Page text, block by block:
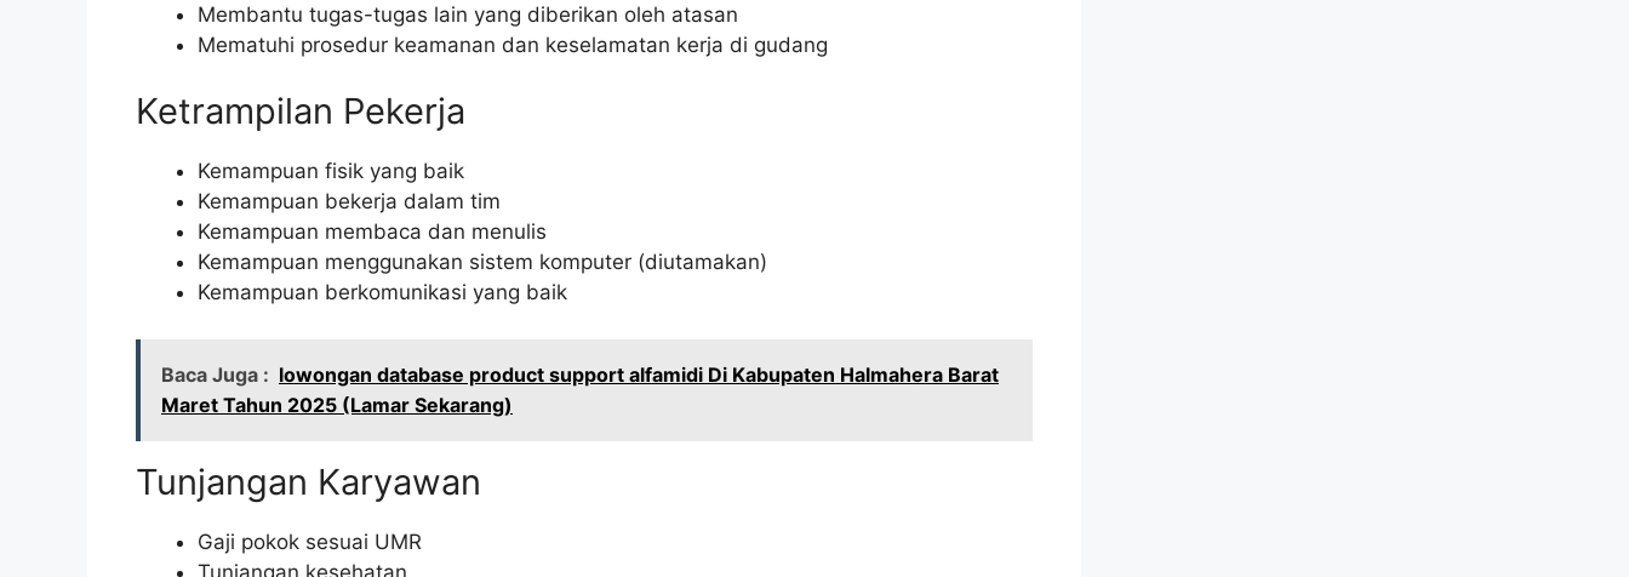
Membantu tugas-tugas lain yang diberikan oleh atasan
Mematuhi prosedur keamanan dan keselamatan kerja di gudang
Ketrampilan Pekerja
Kemampuan fisik yang baik
Kemampuan bekerja dalam tim
Kemampuan membaca dan menulis
Kemampuan menggunakan sistem komputer (diutamakan)
Kemampuan berkomunikasi yang baik
Baca Juga : lowongan database product support alfamidi Di Kabupaten Halmahera Barat
Maret Tahun 2025 (Lamar Sekarang)
Tunjangan Karyawan
Gaji pokok sesuai UMR
Tunjangan kesehatan